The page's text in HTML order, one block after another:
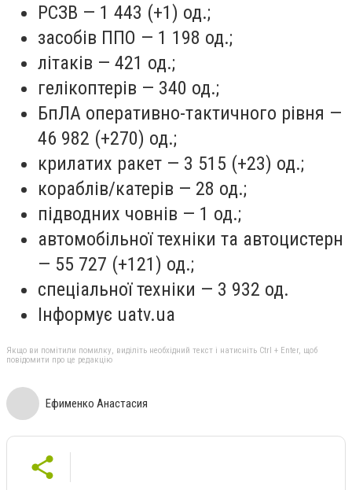
РСЗВ — 1 443 (+1) од.;
засобів ППО — 1 198 од.;
літаків — 421 од.;
гелікоптерів — 340 од.;
БпЛА оперативно-тактичного рівня —
46 982 (+270) од.;
крилатих ракет — 3 515 (+23) од.;
кораблів/катерів — 28 од.;
підводних човнів — 1 од.;
автомобільної техніки та автоцистерн
— 55 727 (+121) од.;
спеціальної техніки — 3 932 од.
Інформує uatv.ua
Якщо ви помітили помилку, виділіть необхідний текст і натисніть Ctrl + Enter, щоб
повідомити про це редакцію
Ефименко Анастасия